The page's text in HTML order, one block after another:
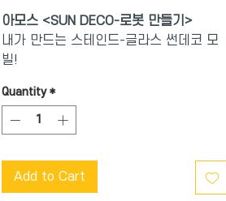
아모스 <SUN DECO-로봇 만들기>
내가 만드는 스테인드-글라스 썬데코 모
빌!
모빌, 방 안 가득 무지개 그림자로 물들여
보세요.
밑그림을 따로 그리지 않아 누구나 쉽게
만들어요~
연령 제한 없이 즐겁게, 상상과 현실을 이
Quantity *
Add to Cart